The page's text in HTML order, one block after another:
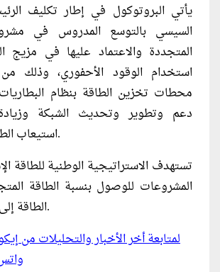
يأتي البروتوكول في إطار تكليف
السيسي بالتوسع المدروس في
المتجددة والاعتماد عليها في
استخدام الوقود الأحفوري، وذلك
محطات تخزين الطاقة بنظام
دعم وتطوير وتحديث الشبكة
استيعاب الطاقات المتجددة.
تستهدف الاستراتيجية الوطنية للطاقة
المشروعات للوصول بنسبة الطاقة
الطاقة إلى 45% عام 2028.
لمتابعة أخر الأخبار والتحليلات من